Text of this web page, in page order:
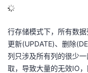
行存储模式下，所有数
更新(UPDATE)、删除
列只涉及所有列的很少
取，导致大量的无效IO